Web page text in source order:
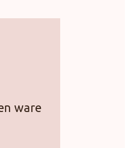
ware